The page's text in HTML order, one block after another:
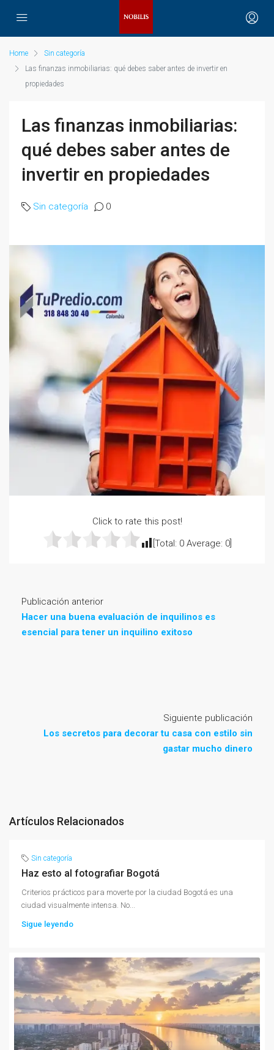
Home
Sin categoría
Las finanzas inmobiliarias: qué debes saber antes de invertir en
propiedades
Las finanzas inmobiliarias:
qué debes saber antes de
invertir en propiedades
Sin categoría 0
Click to rate this post!
[Total: 0Average: 0]
Publicación anterior
Hacer una buena evaluación de inquilinos es
esencial para tener un inquilino exitoso
Siguiente publicación
Los secretos para decorar tu casa con estilo sin
gastar mucho dinero
Artículos Relacionados
Sin categoría
Haz esto al fotografiar Bogotá
Criterios prácticos para moverte por la ciudad Bogotá es una
ciudad visualmente intensa. No...
Sigue leyendo